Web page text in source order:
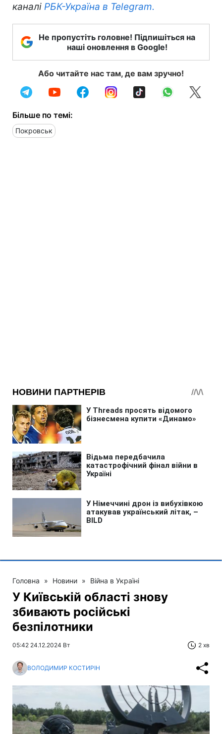
каналі РБК-Україна в Telegram.
Не пропустіть головне! Підпишіться на
наші оновлення в Google!
Або читайте нас там, де вам зручно!
Більше по темі:
Покровськ
Головна » Новини » Війна в Україні
У Київській області знову
збивають російські
безпілотники
05:42 24.12.2024 Вт 2 хв
ВОЛОДИМИР КОСТИРІН